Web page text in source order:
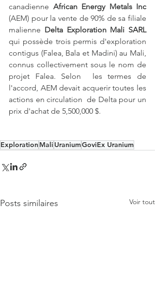
canadienne African Energy Metals Inc
(AEM) pour la vente de 90% de sa filiale
malienne
Delta Exploration Mali SARL
qui possède trois permis d'exploration
contigus (Falea, Bala et Madini) au Mali,
connus collectivement sous le nom de
projet Falea. Selon  les termes de
l'accord, AEM devait acquerir toutes les
actions en circulation  de Delta pour un
prix d'achat de 5,500,000 $.
Exploration Mali UraniumGoviEx Uranium
Posts similaires Voir tout